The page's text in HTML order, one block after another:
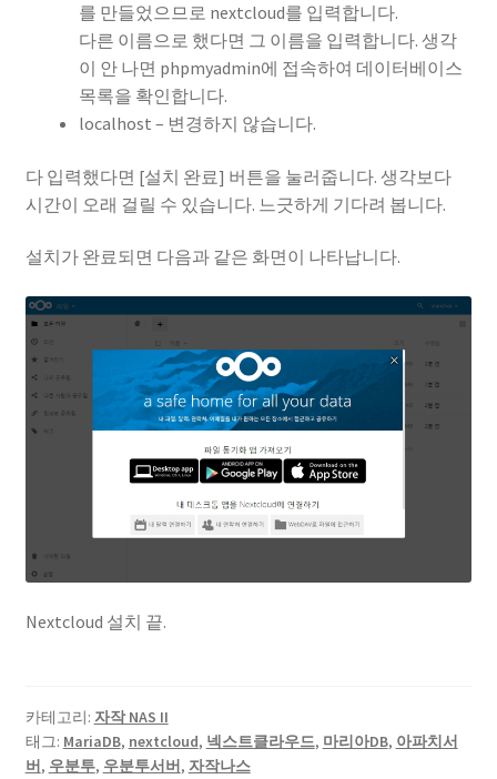
를 만들었으므로 nextcloud를 입력합니다.
다른 이름으로 했다면 그 이름을 입력합니다. 생각
이 안 나면 phpmyadmin에 접속하여 데이터베이스
목록을 확인합니다.
localhost – 변경하지 않습니다.
다 입력했다면 [설치 완료] 버튼을 눌러줍니다. 생각보다
시간이 오래 걸릴 수 있습니다. 느긋하게 기다려 봅니다.
설치가 완료되면 다음과 같은 화면이 나타납니다.
Nextcloud 설치 끝.
카테고리: 자작 NAS II
태그: MariaDB, nextcloud, 넥스트클라우드, 마리아DB, 아파치서
버, 우분투, 우분투서버, 자작나스